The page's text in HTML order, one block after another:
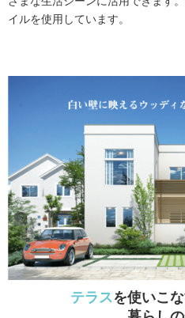
イルを使用しています。
テラスを使いこ